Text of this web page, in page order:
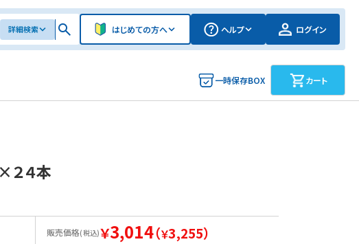
詳細検索 はじめての方へ ヘルプ ログイン
一時保存BOX カート
２４本
販売価格(税込)￥3,014（￥3,255）